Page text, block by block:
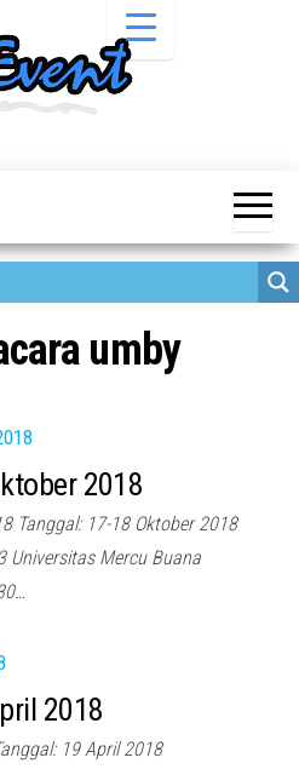
dll.
umby
2018
Tanggal: 17-18 Oktober 2018
Universitas Mercu Buana
2018
19 April 2018